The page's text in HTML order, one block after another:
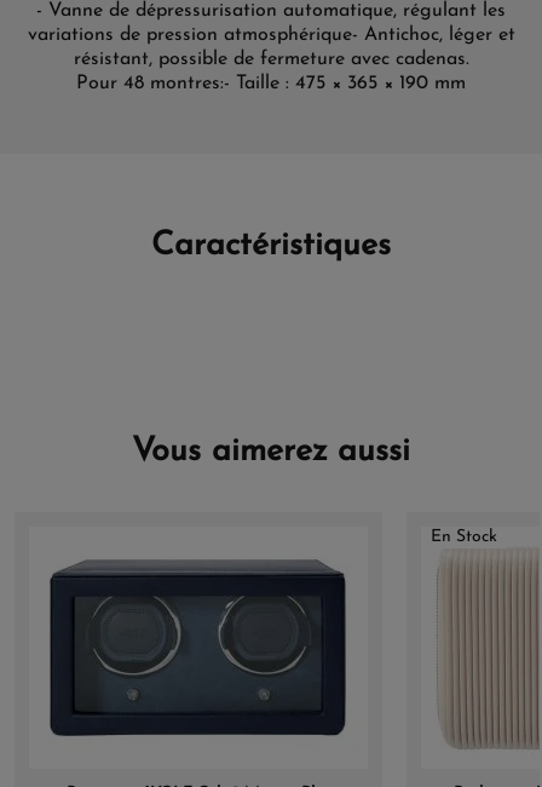
- Vanne de dépressurisation automatique, régulant les
variations de pression atmosphérique- Antichoc, léger et
résistant, possible de fermeture avec cadenas.
Pour 48 montres:- Taille : 475 × 365 × 190 mm
Caractéristiques
Vous aimerez aussi
En Stock